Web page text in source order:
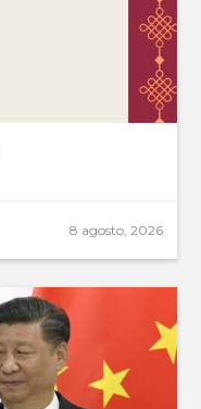
8 agosto, 2026